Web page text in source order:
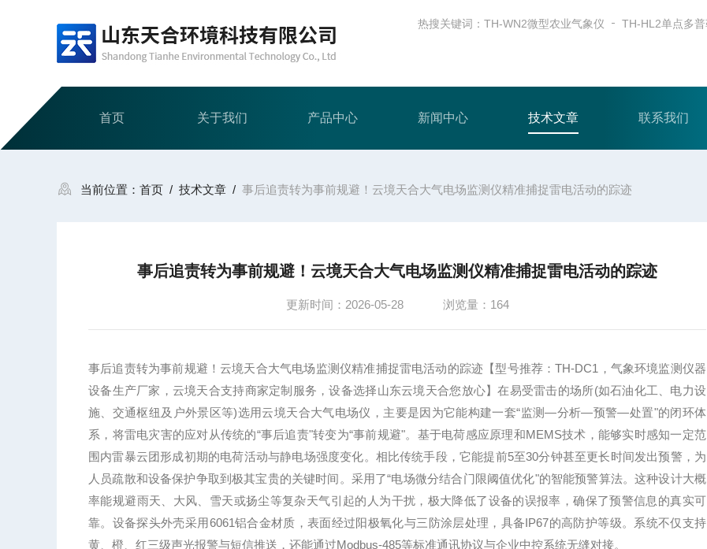
热搜关键词： TH-WN2微型农业气象仪
首页 关于我们 产品中心 新闻中心 技术文章 联系我们
当前位置： 首页 / 技术文章 / 事后追责转为事前规避！云境天合大气电场监测仪精准捕捉雷电活动的踪迹
事后追责转为事前规避！云境天合大气电场监测仪精准捕捉雷电活动的踪迹
更新时间：2026-05-28 浏览量：164
事后追责转为事前规避！云境天合大气电场监测仪精准捕捉雷电活动的踪迹【型号推荐：TH-DC1，气象环境监测仪器
设备生产厂家，云境天合支持商家定制服务，设备选择山东云境天合您放心】在易受雷击的场所(如石油化工、电力设
施、交通枢纽及户外景区等)选用云境天合大气电场仪，主要是因为它能构建一套“监测—分析—预警—处置"的闭环体
系，将雷电灾害的应对从传统的“事后追责"转变为“事前规避"。基于电荷感应原理和MEMS技术，能够实时感知一定范
围内雷暴云团形成初期的电荷活动与静电场强度变化。相比传统手段，它能提前5至30分钟甚至更长时间发出预警，为
人员疏散和设备保护争取到极其宝贵的关键时间。采用了“电场微分结合门限阈值优化"的智能预警算法。这种设计大概
率能规避雨天、大风、雪天或扬尘等复杂天气引起的人为干扰，极大降低了设备的误报率，确保了预警信息的真实可
靠。设备探头外壳采用6061铝合金材质，表面经过阳极氧化与三防涂层处理，具备IP67的高防护等级。系统不仅支持
黄、橙、红三级声光报警与短信推送，还能通过Modbus-485等标准通讯协议与企业中控系统无缝对接。